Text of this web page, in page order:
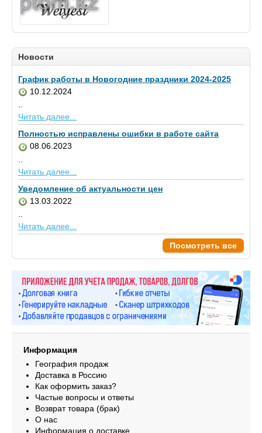
Новости
График работы в Новогодние праздники 2024-2025
10.12.2024
..
Читать далее...
Полностью исправлены ошибки в работе сайта
08.06.2023
Читать далее...
Уведомление об актуальности цен
13.03.2022
Читать далее...
Посмотреть все
Информация
География продаж
Доставка в Россию
Как оформить заказ?
Частые вопросы и ответы
Возврат товара (брак)
О нас
Информация о доставке